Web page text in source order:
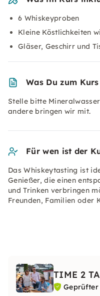
6 Whiskeyproben
Kleine Köstlichkeiten
Gläser, Geschirr und
Was Du zum
Stelle bitte
andere bringen wir mit.
Für wen ist der
Das Whiskeytasting ist
Genießer, die einen
und Trinken verbringen
Freunden, Familien oder
TIME 2
Geprüfter